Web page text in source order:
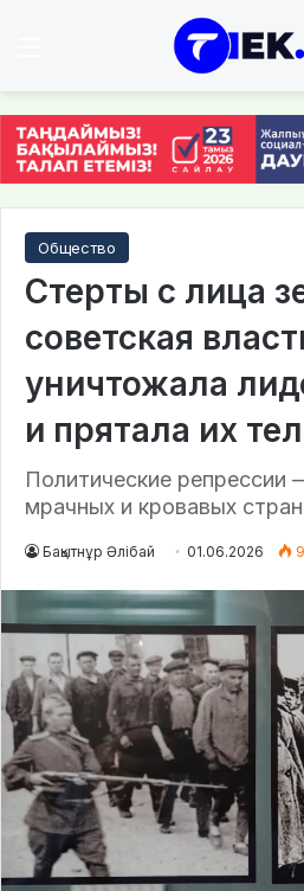
Общество
Стерты с лица
советская
уничтожала
и прятала их
Политические репрессии
мрачных и кровавых
Бақытнұр Әлібай 01.06.2026